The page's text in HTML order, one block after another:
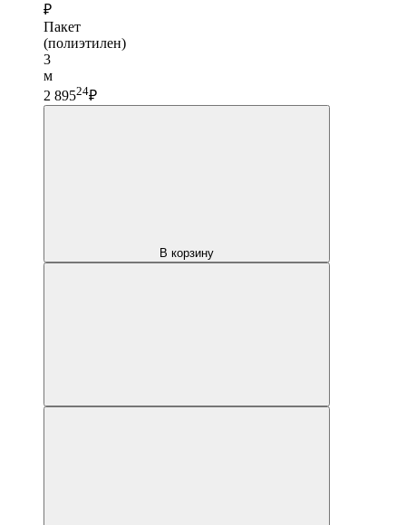
₽
Пакет
(полиэтилен)
3
м
2 89524₽
В корзину